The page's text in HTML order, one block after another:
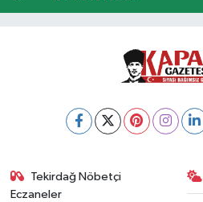
Tekirdağ Nöbetçi
Eczaneler